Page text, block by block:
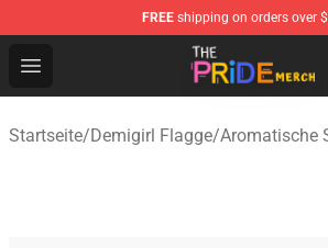
FREE shipping on orders over
Open menu
The Pride Shop - Official The Pride
Startseite/Demigirl Flagge/Aromatische